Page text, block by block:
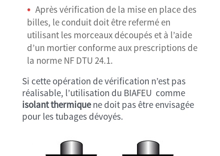
Après vérification de la mise en place des
billes, le conduit doit être refermé en
utilisant les morceaux découpés et à l’aide
d’un mortier conforme aux prescriptions de
la norme NF DTU 24.1.
Si cette opération de vérification n’est pas
réalisable, l’utilisation du BIAFEU comme
isolant thermiquene doit pas être envisagée
pour les tubages dévoyés.